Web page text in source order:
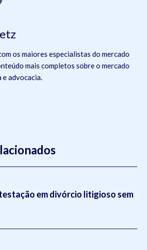
os maiores especialistas do mercado
mais completos sobre o mercado
advocacia.
em divórcio litigioso sem